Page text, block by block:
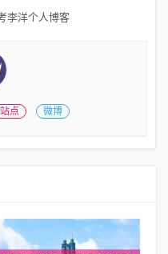
李洋个人博客
站点 微博